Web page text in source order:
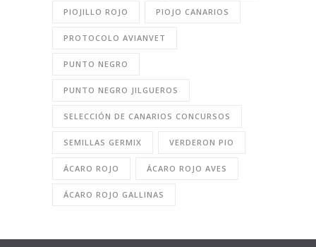
PIOJILLO ROJO PIOJO CANARIOS
PROTOCOLO AVIANVET
PUNTO NEGRO
PUNTO NEGRO JILGUEROS
SELECCIÓN DE CANARIOS CONCURSOS
SEMILLAS GERMIX VERDERON PIO
ÁCARO ROJO ÁCARO ROJO AVES
ÁCARO ROJO GALLINAS